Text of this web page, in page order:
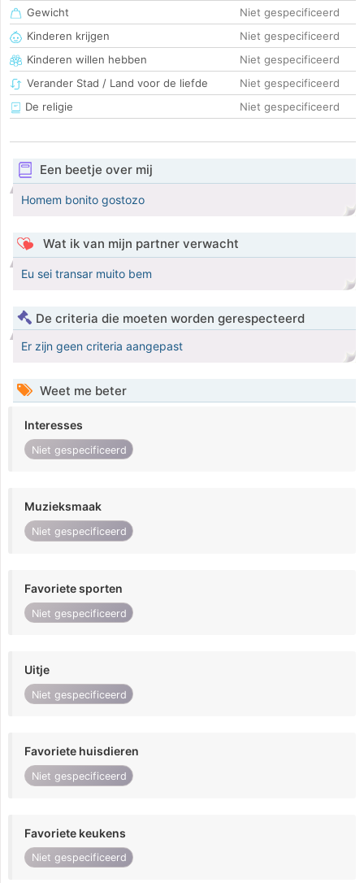
Gewicht
Niet gespecificeerd
Kinderen krijgen
Niet gespecificeerd
Kinderen willen hebben
Niet gespecificeerd
Verander Stad / Land voor de liefde
Niet gespecificeerd
De religie
Niet gespecificeerd
Een beetje over mij
Homem bonito gostozo
Wat ik van mijn partner verwacht
Eu sei transar muito bem
De criteria die moeten worden gerespecteerd
Er zijn geen criteria aangepast
Weet me beter
Interesses
Niet gespecificeerd
Muzieksmaak
Niet gespecificeerd
Favoriete sporten
Niet gespecificeerd
Uitje
Niet gespecificeerd
Favoriete huisdieren
Niet gespecificeerd
Favoriete keukens
Niet gespecificeerd